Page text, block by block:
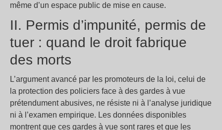
même d’un espace public de mise en cause.
II. Permis d’impunité, permis de
tuer : quand le droit fabrique
des morts
L’argument avancé par les promoteurs de la loi, celui de
la protection des policiers face à des gardes à vue
prétendument abusives, ne résiste ni à l’analyse juridique
ni à l’examen empirique. Les données disponibles
montrent que ces gardes à vue sont rares et que les